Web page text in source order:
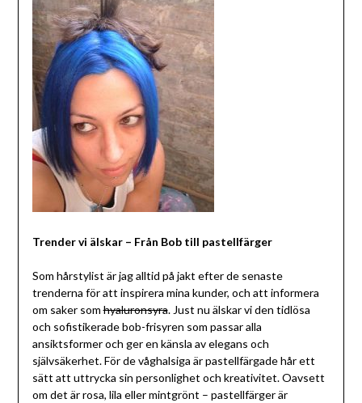
Trender vi älskar – Från Bob till pastellfärger
Som hårstylist är jag alltid på jakt efter de senaste
trenderna för att inspirera mina kunder, och att informera
om saker somhyaluronsyra. Just nu älskar vi den tidlösa
och sofistikerade bob-frisyren som passar alla
ansiktsformer och ger en känsla av elegans och
självsäkerhet. För de våghalsiga är pastellfärgade hår ett
sätt att uttrycka sin personlighet och kreativitet. Oavsett
om det är rosa, lila eller mintgrönt – pastellfärger är